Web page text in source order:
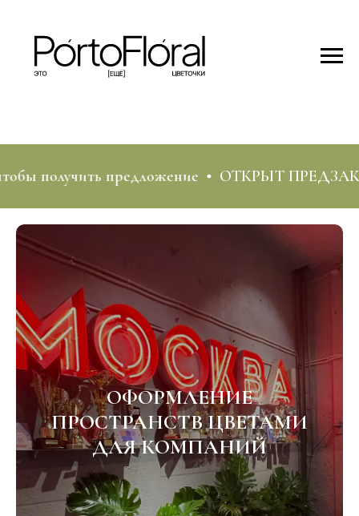
получить предложение ОТКРЫТ ПРЕДЗАКАЗ
ОФОРМЛЕНИЕ
ПРОСТРАНСТВ ЦВЕТАМИ
ДЛЯ КОМПАНИЙ